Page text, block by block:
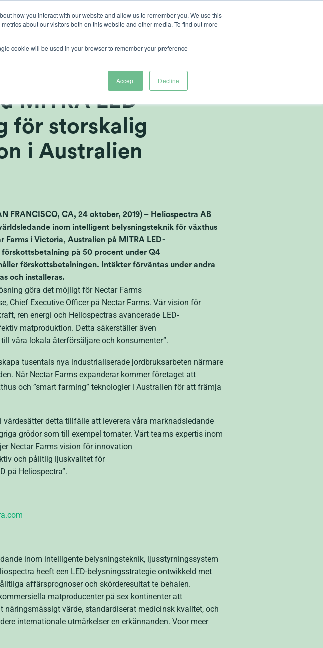
how you interact with our website and allow us to remember you. We use this
about our visitors both on this website and other media. To find out more
cookie will be used in your browser to remember your preference
Accept Decline
teelt kennis over Heliospectra
till
MITRA LED-
för storskalig
i Australien
FRANCISCO, CA, 24 oktober, 2019) – Heliospectra AB
inom intelligent belysningsteknik för växthus
i Victoria, Australien på MITRA LED-
på 50 procent under Q4
förskottsbetalningen. Intäkter förväntas under andra
och installeras.
göra det möjligt för Nectar Farms
Chief Executive Officer på Nectar Farms. Vår vision för
ren energi och Heliospectras avancerade LED-
matproduktion. Detta säkerställer även
våra lokala återförsäljare och konsumenter”.
tusentals nya industrialiserade jordbruksarbeten närmare
När Nectar Farms expanderar kommer företaget att
och ”smart farming” teknologier i Australien för att främja
detta tillfälle att leverera våra marknadsledande
grödor som till exempel tomater. Vårt teams expertis inom
Nectar Farms vision för innovation
och pålitlig ljuskvalitet för
på Heliospectra”.
inom intelligente belysningsteknik, ljusstyrningssystem
heeft een LED-belysningsstrategie ontwikkeld met
affärsprognoser och skörderesultat te behalen.
matproducenter på sex kontinenter att
värde, standardiserat medicinsk kvalitet, och
internationale utmärkelser en erkännanden. Voor meer